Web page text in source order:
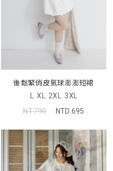
後鬆緊俏皮氣球澎澎短裙
L XL 2XL 3XL
NT.790
NTD.695